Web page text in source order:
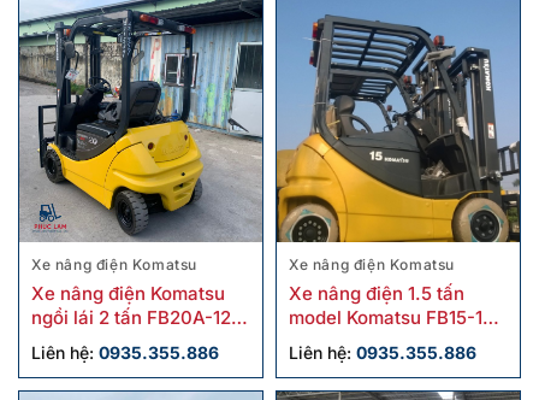
Xe nâng điện Komatsu
Xe nâng điện Komatsu
ngồi lái 2 tấn FB20A-12
cũ
Liên hệ: 0935.355.886
Xe nâng điện Komatsu
Xe nâng điện 1.5 tấn
model Komatsu FB15-12
cũ
Liên hệ: 0935.355.886